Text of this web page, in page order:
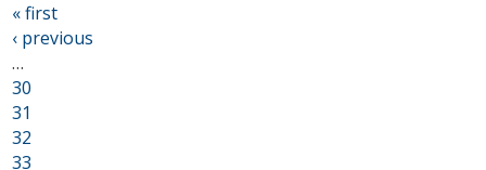
« first
‹ previous
…
30
31
32
33